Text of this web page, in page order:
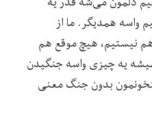
واسه همدیگر. ما از
نیستیم، هیچ موقع هم
یه چیزی واسه جنگیدن
بدون جنگ معنی